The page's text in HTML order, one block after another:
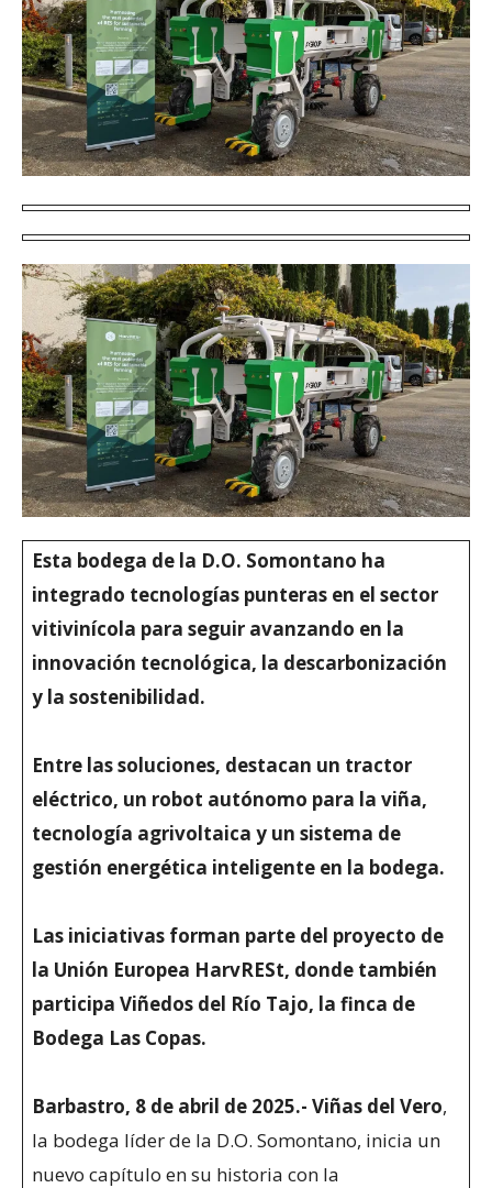
Esta bodega de la D.O. Somontano ha
integrado tecnologías punteras en el sector
vitivinícola para seguir avanzando en la
innovación tecnológica, la descarbonización
y la sostenibilidad.
Entre las soluciones, destacan un tractor
eléctrico, un robot autónomo para la viña,
tecnología agrivoltaica y un sistema de
gestión energética inteligente en la bodega.
Las iniciativas forman parte del proyecto de
la Unión Europea HarvRESt, donde también
participa Viñedos del Río Tajo, la finca de
Bodega Las Copas.
Barbastro, 8 de abril de 2025.- Viñas del Vero,
la bodega líder de la D.O. Somontano, inicia un
nuevo capítulo en su historia con la